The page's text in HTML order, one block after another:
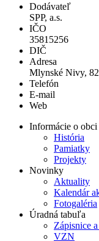
Dodávateľ
SPP, a.s.
IČO
35815256
DIČ
Adresa
Mlynské Nivy,
Telefón
E-mail
Web
Informácie o obci
História
Pamiatky
Projekty
Novinky
Aktuality
Kalendár
Fotogaléria
Úradná tabuľa
Zápisnice
VZN